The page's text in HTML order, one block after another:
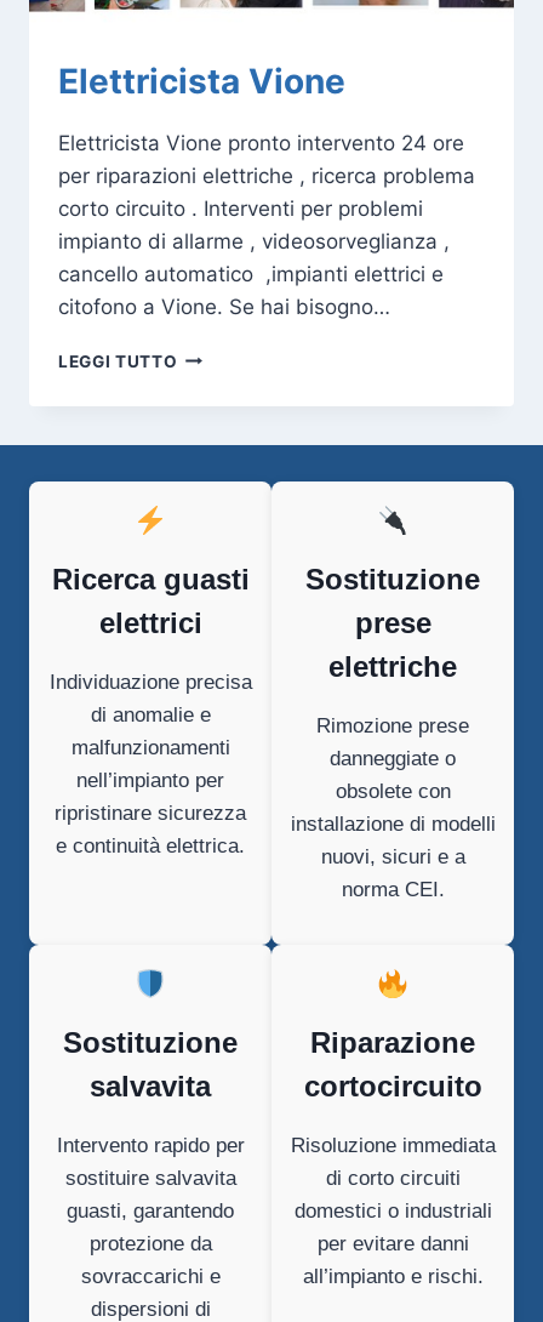
Elettricista Vione
Elettricista Vione pronto intervento 24 ore
per riparazioni elettriche , ricerca problema
corto circuito . Interventi per problemi
impianto di allarme , videosorveglianza ,
cancello automatico ,impianti elettrici e
citofono a Vione. Se hai bisogno…
LEGGI TUTTO ELETTRICISTA
Ricerca guasti
elettrici
Individuazione precisa
di anomalie e
malfunzionamenti
nell’impianto per
ripristinare sicurezza
e continuità elettrica.
Sostituzione
prese
elettriche
Rimozione prese
danneggiate o
obsolete con
installazione di modelli
nuovi, sicuri e a
norma CEI.
Sostituzione
salvavita
Intervento rapido per
sostituire salvavita
guasti, garantendo
protezione da
sovraccarichi e
dispersioni di
Riparazione
cortocircuito
Risoluzione immediata
di corto circuiti
domestici o industriali
per evitare danni
all’impianto e rischi.